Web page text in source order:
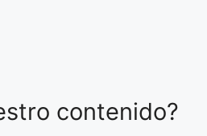
contenido?